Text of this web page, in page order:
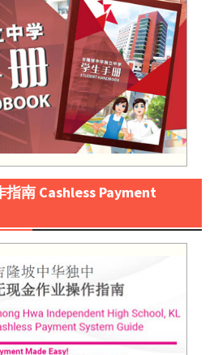
南 Cashless Payment